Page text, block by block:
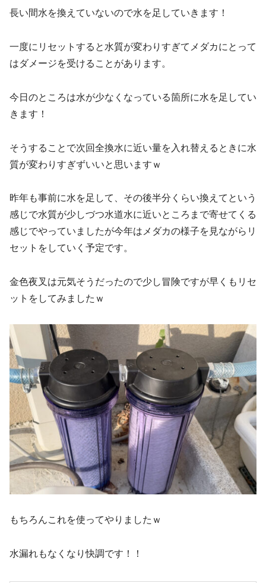
長い間水を換えていないので水を足していきます！
一度にリセットすると水質が変わりすぎてメダカにとって
はダメージを受けることがあります。
今日のところは水が少なくなっている箇所に水を足してい
きます！
そうすることで次回全換水に近い量を入れ替えるときに水
質が変わりすぎずいいと思いますｗ
昨年も事前に水を足して、その後半分くらい換えてという
感じで水質が少しづつ水道水に近いところまで寄せてくる
感じでやっていましたが今年はメダカの様子を見ながらリ
セットをしていく予定です。
金色夜叉は元気そうだったので少し冒険ですが早くもリセ
ットをしてみましたｗ
もちろんこれを使ってやりましたｗ
水漏れもなくなり快調です！！